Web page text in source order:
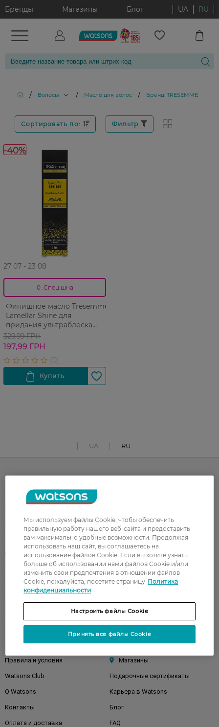
Бренды Магазины Блог UA RU
/ Волосы / Масло для волос / Бренд: TRESEMME
Сортировать по: Фильтр
-40%
27 07 - 23 08
0_Спец.ціна
Финишное масло Tresemme
Lamellar Shine для
придания ультраблеска
волосам 75 мл
329,99 ГРН
197,99 ГРН
UA RU
Каталог
Корейская косметика
Парфюмерия Здоровье
Акции Макияж
Лицо Тело
Подарки Детям
Волосы
Аксессуары
Клиентам
Правила и условия Магазины
Watsons Club Подарочные сертификаты
О Watsons Карьера в Watsons
Контакты Блог
Оплата и доставка FAQ
Мы используем файлы Cookie, чтобы обеспечить
правильную работу нашего веб-сайта и предоставить
вам максимально удобные возможности. Продолжая
использовать наш сайт, вы соглашаетесь на
использование файлов Cookie. Если вы хотите узнать
больше об использовании нами файлов Cookie и/или
изменить свои предпочтения в отношении файлов
Cookie, пожалуйста, посетите страницу Политика
конфиденциальности
Настроить файлы Cookie
Принять все файлы Cookie